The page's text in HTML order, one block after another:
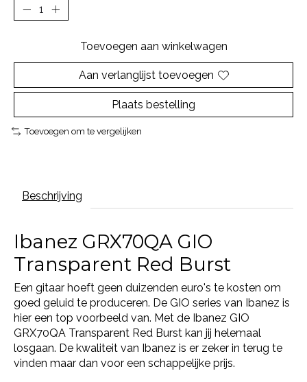
Toevoegen aan winkelwagen
Aan verlanglijst toevoegen
Plaats bestelling
Toevoegen om te vergelijken
Beschrijving
Ibanez GRX70QA GIO
Transparent Red Burst
Een gitaar hoeft geen duizenden euro's te kosten om
goed geluid te produceren. De GIO series van Ibanez is
hier een top voorbeeld van. Met de Ibanez GIO
GRX70QA Transparent Red Burst kan jij helemaal
losgaan. De kwaliteit van Ibanez is er zeker in terug te
vinden maar dan voor een schappelijke prijs.